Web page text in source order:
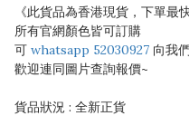
《此貨品為香港現貨，下單最
所有官網顏色皆可訂購
可 whatsapp 52030927 向我
歡迎連同圖片查詢報價~
貨品狀況 : 全新正貨